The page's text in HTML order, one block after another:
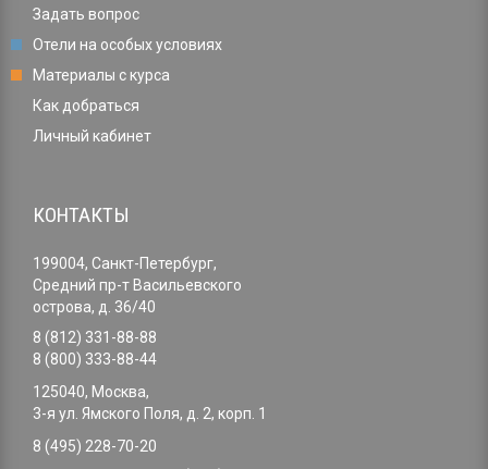
Задать вопрос
Отели на особых условиях
Материалы с курса
Как добраться
Личный кабинет
КОНТАКТЫ
199004, Санкт-Петербург,
Средний пр-т Васильевского
острова, д. 36/40
8 (812) 331-88-88
8 (800) 333-88-44
125040, Москва,
3-я ул. Ямского Поля, д. 2, корп. 1
8 (495) 228-70-20